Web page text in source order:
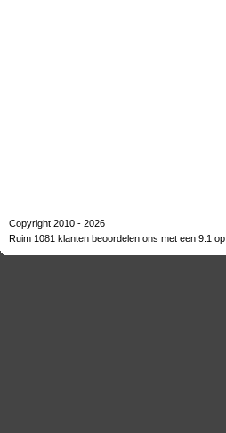
Copyright 2010 - 2026
Ruim 1081 klanten beoordelen ons met een 9.1 op